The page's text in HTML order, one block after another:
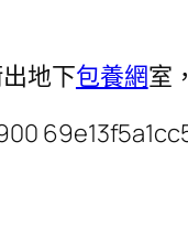
地下包養網室